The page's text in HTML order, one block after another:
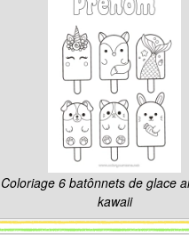
Coloriage 6 batônnets de glace
kawaii